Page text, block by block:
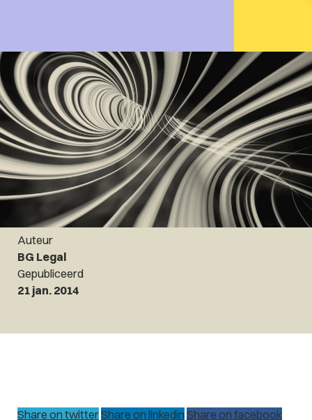
Auteur
BG Legal
Gepubliceerd
21 jan. 2014
Share on twitterShare on linkedin Share on facebook